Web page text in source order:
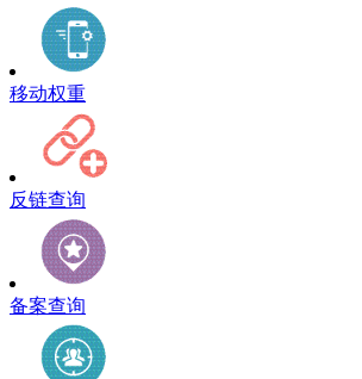
移动权重
反链查询
备案查询